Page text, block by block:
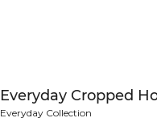
Everyday Cropped
Everyday Collection